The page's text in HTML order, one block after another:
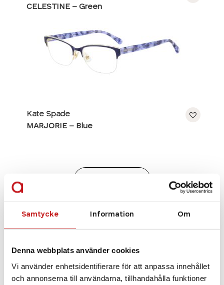
Samtycke Information Om
Denna webbplats använder cookies
Vi använder enhetsidentifierare för att anpassa innehållet
och annonserna till användarna, tillhandahålla funktioner
CELESTINE – Green
Kate Spade
MARJORIE – Blue